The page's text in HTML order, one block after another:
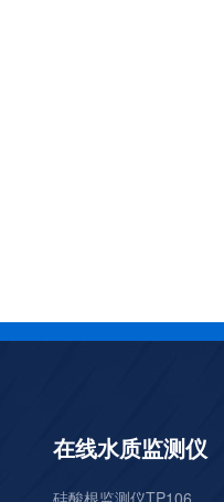
在线水质监测仪
硅酸根监测仪TP106